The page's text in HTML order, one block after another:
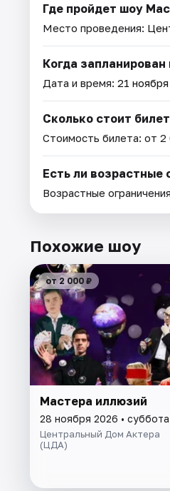
Где пройдет шоу
Место проведения:
Когда запланирован
Дата и время: 21
Сколько стоит
Стоимость билета: от 2
Есть ли возрастные
Возрастные
Похожие шоу
от 2 000 ₽
Мастера иллюзий
28 ноября 2026 • суббота
Центральный Дом Актера
(ЦДА)